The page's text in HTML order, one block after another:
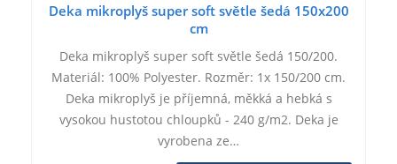
Deka mikroplyš super soft světle šedá 150x200
cm
Deka mikroplyš super soft světle šedá 150/200.
Materiál: 100% Polyester. Rozměr: 1x 150/200 cm.
Deka mikroplyš je příjemná, měkká a hebká s
vysokou hustotou chloupků - 240 g/m2. Deka je
vyrobena ze…